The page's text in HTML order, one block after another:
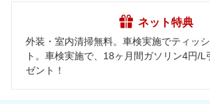
ネット特典
外装・室内清掃無料。車検実施でティッ
ト。車検実施で、18ヶ月間ガソリン4円/L
ゼント！